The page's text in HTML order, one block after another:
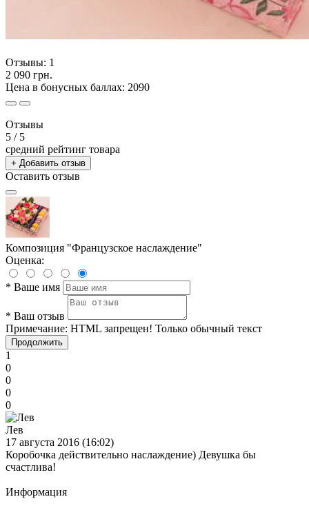
Отзывы: 1
2 090 грн.
Цена в бонусных баллах: 2090
Отзывы
5 / 5
средний рейтинг товара
+ Добавить отзыв
Оставить отзыв
Композиция "Французское наслаждение"
Оценка:
* Ваше имя
* Ваш отзыв
Примечание: HTML запрещен! Только обычный текст
Продолжить
1
0
0
0
0
Лев
17 августа 2016 (16:02)
Коробочка действительно наслаждение) Девушка бы
счастлива!
Информация